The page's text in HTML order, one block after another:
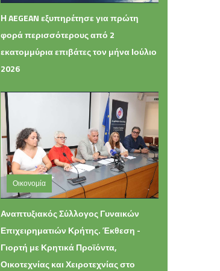
Πέμπτη 06 Αυγούστου 2026 13:42
Η AEGEAN εξυπηρέτησε για πρώτη
φορά περισσότερους από 2
εκατομμύρια επιβάτες τον μήνα Ιούλιο
2026
Οικονομία
Τετάρτη 05 Αυγούστου 2026 16:49
Αναπτυξιακός Σύλλογος Γυναικών
Επιχειρηματιών Κρήτης. Έκθεση -
Γιορτή με Κρητικά Προϊόντα,
Οικοτεχνίας και Χειροτεχνίας στο